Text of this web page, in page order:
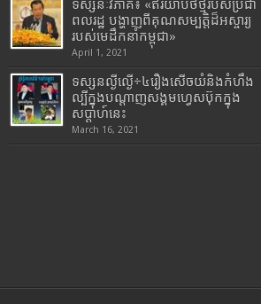
ទស្សនៈវិភាគ៖ «ឥរិយាបថថ្មីរបស់ប្រជា
ពលរដ្ឋ បង្ហាញពីគុណសម្បត្តិដ៏អស្ចារ្យ
របស់មេដឹកនាំកម្ពុជា»
April 1, 2021
ទស្សនល្ងីល្ងើ÷៤រឿងសើចយំនិងកំហឹង
ល្បីក្នុងបណ្តាញសង្គមហ្វេសប៊ុកក្នុង
សប្តាហ៍នេះ
March 16, 2021